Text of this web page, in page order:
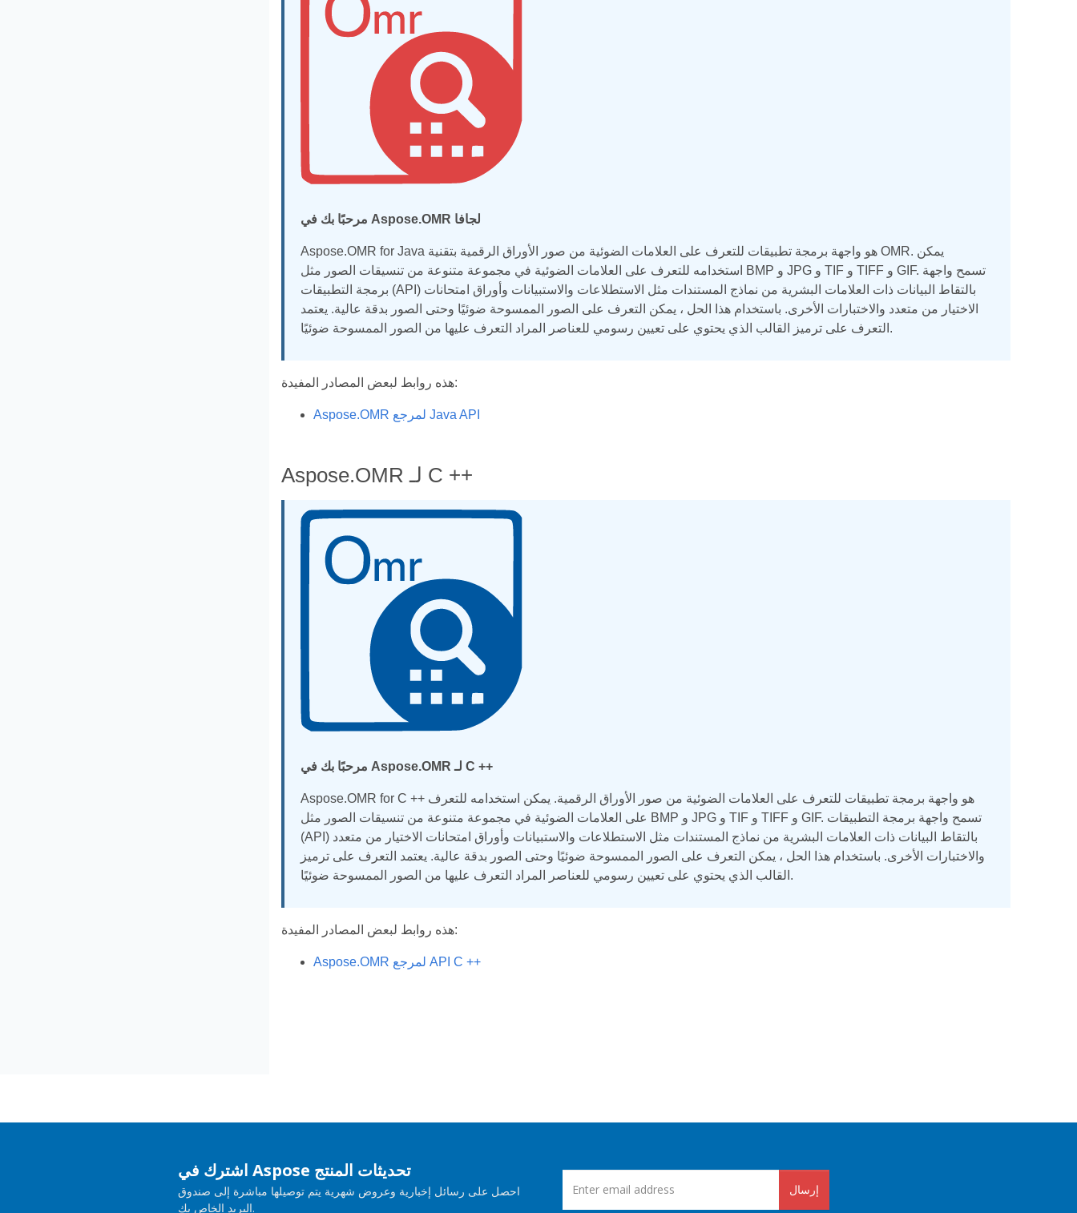
مرحبًا بك في Aspose.OMR لجافا
Aspose.OMR for Java هو واجهة برمجة تطبيقات للتعرف على العلامات الضوئية من صور الأوراق الرقمية بتقنية OMR. يمكن
استخدامه للتعرف على العلامات الضوئية في مجموعة متنوعة من تنسيقات الصور مثل BMP و JPG و TIF و TIFF و GIF. تسمح واجهة
برمجة التطبيقات (API) بالتقاط البيانات ذات العلامات البشرية من نماذج المستندات مثل الاستطلاعات والاستبيانات وأوراق امتحانات
الاختيار من متعدد والاختبارات الأخرى. باستخدام هذا الحل ، يمكن التعرف على الصور الممسوحة ضوئيًا وحتى الصور بدقة عالية. يعتمد
التعرف على ترميز القالب الذي يحتوي على تعيين رسومي للعناصر المراد التعرف عليها من الصور الممسوحة ضوئيًا.
هذه روابط لبعض المصادر المفيدة:
Aspose.OMR لمرجع Java API
Aspose.OMR لـ C ++
مرحبًا بك في Aspose.OMR لـ C ++
Aspose.OMR for C ++ هو واجهة برمجة تطبيقات للتعرف على العلامات الضوئية من صور الأوراق الرقمية. يمكن استخدامه للتعرف
على العلامات الضوئية في مجموعة متنوعة من تنسيقات الصور مثل BMP و JPG و TIF و TIFF و GIF. تسمح واجهة برمجة التطبيقات
(API) بالتقاط البيانات ذات العلامات البشرية من نماذج المستندات مثل الاستطلاعات والاستبيانات وأوراق امتحانات الاختيار من متعدد
والاختبارات الأخرى. باستخدام هذا الحل ، يمكن التعرف على الصور الممسوحة ضوئيًا وحتى الصور بدقة عالية. يعتمد التعرف على ترميز
القالب الذي يحتوي على تعيين رسومي للعناصر المراد التعرف عليها من الصور الممسوحة ضوئيًا.
هذه روابط لبعض المصادر المفيدة:
Aspose.OMR لمرجع API C ++
اشترك في Aspose تحديثات المنتج
احصل على رسائل إخبارية وعروض شهرية يتم توصيلها مباشرة إلى صندوق
البريد الخاص بك.
إرسال